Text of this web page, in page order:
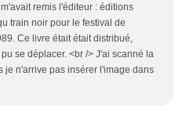
remis l'éditeur : éditions
train noir pour le festival de
Ce livre était était distribué,
se déplacer. <br /> J'ai scanné la
je n'arrive pas insérer l'image dans